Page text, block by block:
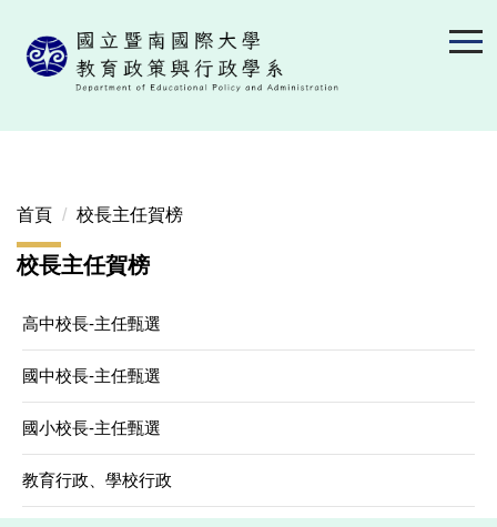
首頁 校長主任賀榜
校長主任賀榜
高中校長-主任甄選
國中校長-主任甄選
國小校長-主任甄選
教育行政、學校行政